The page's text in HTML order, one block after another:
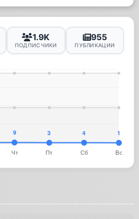
1.9K
ПОДПИСЧИКИ
955
ПУБЛИКАЦИИ